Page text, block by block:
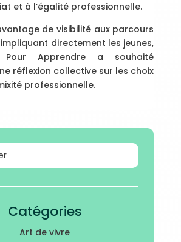
et à l’égalité professionnelle.
de visibilité aux parcours
directement les jeunes,
Pour Apprendre a souhaité
réflexion collective sur les choix
professionnelle.
Catégories
Art de vivre